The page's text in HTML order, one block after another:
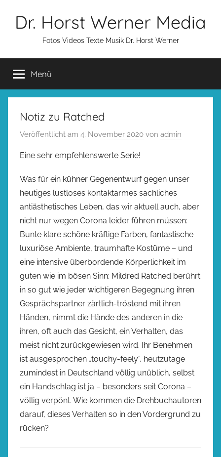
InhaltDr. Horst Werner Media
Fotos Videos Texte Musik Dr. Horst Werner
Menü
Notiz zu Ratched
Veröffentlicht am 4. November 2020 von admin
Eine sehr empfehlenswerte Serie!
Was für ein kühner Gegenentwurf gegen unser
heutiges lustloses kontaktarmes sachliches
antiästhetisches Leben, das wir aktuell auch, aber
nicht nur wegen Corona leider führen müssen:
Bunte klare schöne kräftige Farben, fantastische
luxuriöse Ambiente, traumhafte Kostüme – und
eine intensive überbordende Körperlichkeit im
guten wie im bösen Sinn: Mildred Ratched berührt
in so gut wie jeder wichtigeren Begegnung ihren
Gesprächspartner zärtlich-tröstend mit ihren
Händen, nimmt die Hände des anderen in die
ihren, oft auch das Gesicht, ein Verhalten, das
meist nicht zurückgewiesen wird. Ihr Benehmen
ist ausgesprochen „touchy-feely“, heutzutage
zumindest in Deutschland völlig unüblich, selbst
ein Handschlag ist ja – besonders seit Corona –
völlig verpönt. Wie kommen die Drehbuchautoren
darauf, dieses Verhalten so in den Vordergrund zu
rücken?